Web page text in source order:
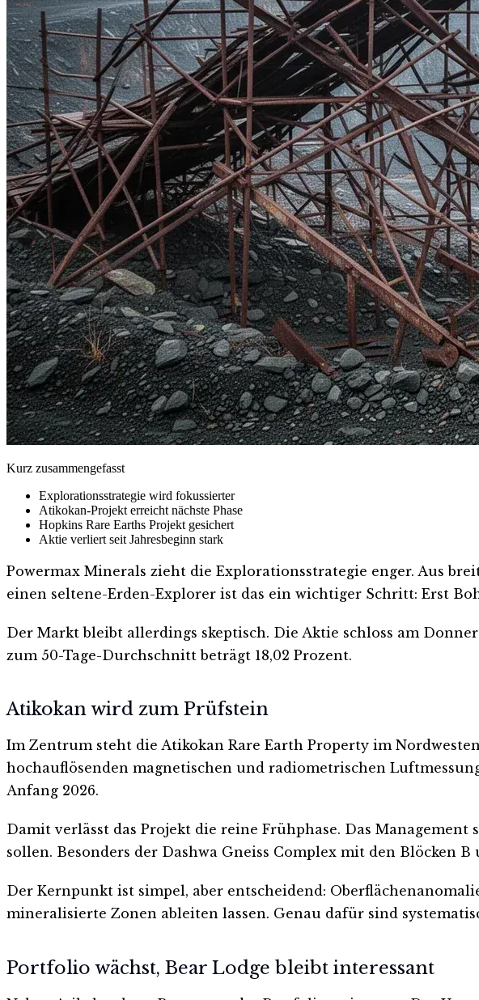
Kurz zusammengefasst
Explorationsstrategie wird fokussierter
Atikokan-Projekt erreicht nächste Phase
Hopkins Rare Earths Projekt gesichert
Aktie verliert seit Jahresbeginn stark
Powermax Minerals zieht die Explorationsstrategie enger. Aus
einen seltene-Erden-Explorer ist das ein wichtiger Schritt: Erst
Der Markt bleibt allerdings skeptisch. Die Aktie schloss am
zum 50-Tage-Durchschnitt beträgt 18,02 Prozent.
Atikokan wird zum Prüfstein
Im Zentrum steht die Atikokan Rare Earth Property im
hochauflösenden magnetischen und radiometrischen
Anfang 2026.
Damit verlässt das Projekt die reine Frühphase. Das
sollen. Besonders der Dashwa Gneiss Complex mit den Blöcken
Der Kernpunkt ist simpel, aber entscheidend:
mineralisierte Zonen ableiten lassen. Genau dafür sind
Portfolio wächst, Bear Lodge bleibt interessant